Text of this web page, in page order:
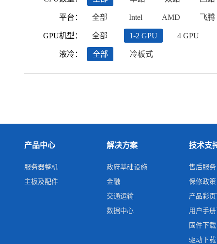
平台：
GPU机型：
液冷：
全部 Intel AMD 飞腾
全部 1-2 GPU 4 GPU
全部 冷板式
产品中心
服务器整机
主板及配件
解决方案
政府基础设施
金融
交通运输
数据中心
技术支
售后服务
保修政策
产品彩
用户手
固件下载
驱动下载